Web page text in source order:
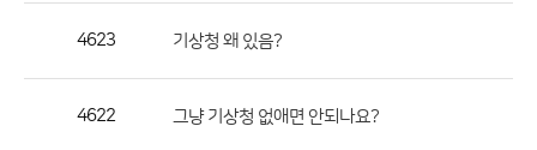
4623 기상청 왜 있음?
4622 그냥 기상청 없애면 안되나요?